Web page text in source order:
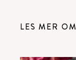
LES MER OM